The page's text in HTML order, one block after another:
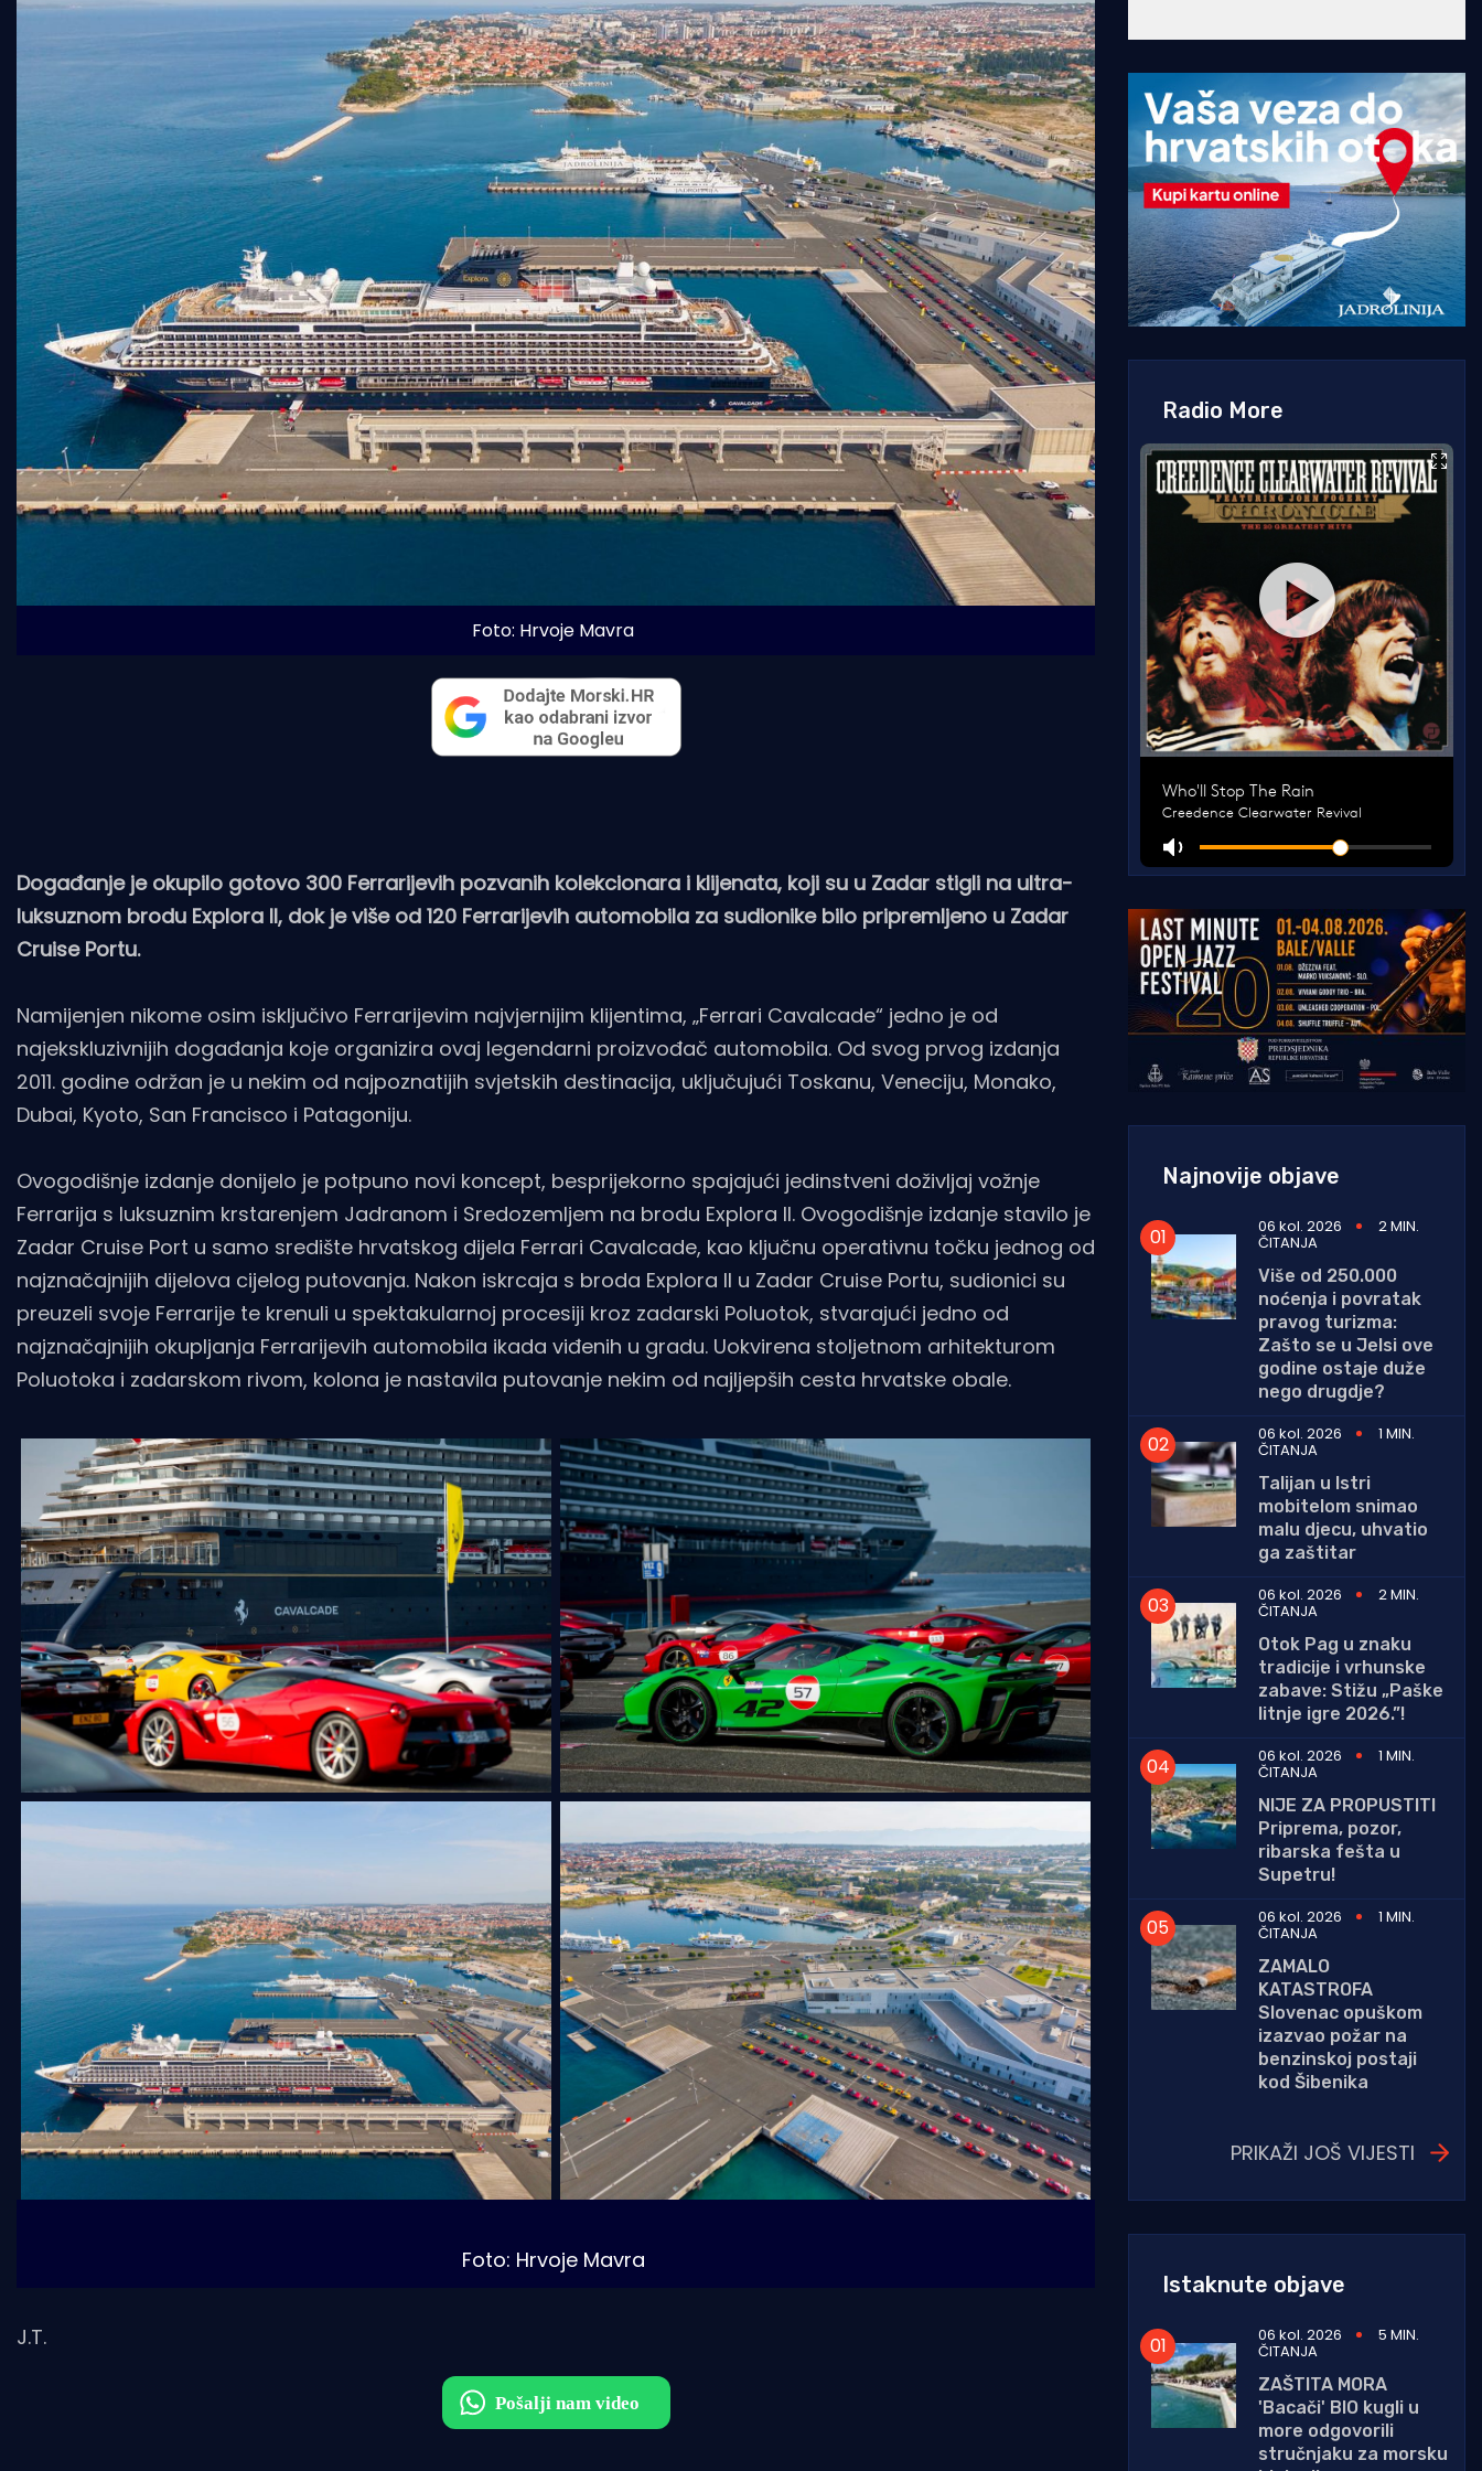
Foto: Hrvoje Mavra
Događanje je okupilo gotovo 300 Ferrarijevih pozvanih kolekcionara i klijenata, koji su u Zadar stigli na ultra-
luksuznom brodu Explora II, dok je više od 120 Ferrarijevih automobila za sudionike bilo pripremljeno u Zadar
Cruise Portu.
Namijenjen nikome osim isključivo Ferrarijevim najvjernijim klijentima, „Ferrari Cavalcade“ jedno je od
najekskluzivnijih događanja koje organizira ovaj legendarni proizvođač automobila. Od svog prvog izdanja
2011. godine održan je u nekim od najpoznatijih svjetskih destinacija, uključujući Toskanu, Veneciju, Monako,
Dubai, Kyoto, San Francisco i Patagoniju.
Ovogodišnje izdanje donijelo je potpuno novi koncept, besprijekorno spajajući jedinstveni doživljaj vožnje
Ferrarija s luksuznim krstarenjem Jadranom i Sredozemljem na brodu Explora II. Ovogodišnje izdanje stavilo je
Zadar Cruise Port u samo središte hrvatskog dijela Ferrari Cavalcade, kao ključnu operativnu točku jednog od
najznačajnijih dijelova cijelog putovanja. Nakon iskrcaja s broda Explora II u Zadar Cruise Portu, sudionici su
preuzeli svoje Ferrarije te krenuli u spektakularnoj procesiji kroz zadarski Poluotok, stvarajući jedno od
najznačajnijih okupljanja Ferrarijevih automobila ikada viđenih u gradu. Uokvirena stoljetnom arhitekturom
Poluotoka i zadarskom rivom, kolona je nastavila putovanje nekim od najljepših cesta hrvatske obale.
Foto: Hrvoje Mavra
J.T.
Radio More
Najnovije objave
06 kol. 2026 2 MIN.
ČITANJA
Više od 250.000
noćenja i povratak
pravog turizma:
Zašto se u Jelsi ove
godine ostaje duže
nego drugdje?
06 kol. 2026
1 MIN.
ČITANJA
Talijan u Istri
mobitelom snimao
malu djecu, uhvatio
ga zaštitar
06 kol. 2026
2 MIN.
ČITANJA
Otok Pag u znaku
tradicije i vrhunske
zabave: Stižu „Paške
litnje igre 2026.”!
06 kol. 2026
1 MIN.
ČITANJA
NIJE ZA PROPUSTITI
Priprema, pozor,
ribarska fešta u
Supetru!
06 kol. 2026
1 MIN.
ČITANJA
ZAMALO
KATASTROFA
Slovenac opuškom
izazvao požar na
benzinskoj postaji
kod Šibenika
PRIKAŽI JOŠ VIJESTI
Istaknute objave
06 kol. 2026 5 MIN.
ČITANJA
ZAŠTITA MORA
'Bacači' BIO kugli u
more odgovorili
stručnjaku za morsku